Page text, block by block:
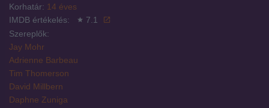
Korhatár: 14 éves
IMDB értékelés:
7.1
Szereplők:
Jay Mohr
Adrienne Barbeau
Tim Thomerson
David Millbern
Daphne Zuniga